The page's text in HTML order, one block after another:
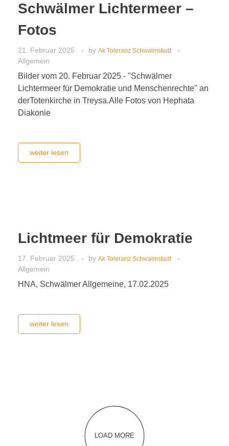
Schwälmer Lichtermeer –
Fotos
21. Februar 2025 by Ak Toleranz Schwalmstadt
Allgemein
Bilder vom 20. Februar 2025 - "Schwälmer
Lichtermeer für Demokratie und Menschenrechte" an
derTotenkirche in Treysa.Alle Fotos von Hephata
Diakonie
weiter lesen
Lichtmeer für Demokratie
17. Februar 2025 by Ak Toleranz Schwalmstadt
Allgemein
HNA, Schwälmer Allgemeine, 17.02.2025
weiter lesen
LOAD MORE